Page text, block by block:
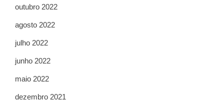
outubro 2022
agosto 2022
julho 2022
junho 2022
maio 2022
dezembro 2021